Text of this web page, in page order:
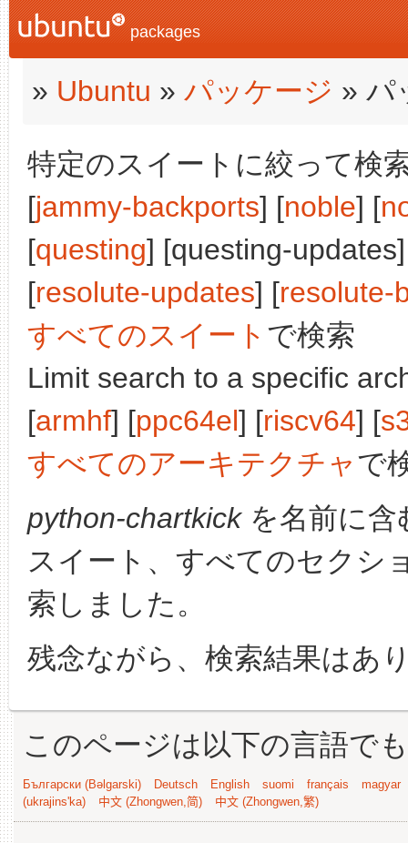
packages
» Ubuntu » パッケージ » パ
特定のスイートに絞って検
[jammy-backports] [noble] [
[questing] [questing-
[resolute-updates] [resolute-
すべてのスイート で検索
Limit search to a specific
[armhf] [ppc64el] [riscv64] [
すべてのアーキテクチャで
python-chartkickを名前に含
スイート、すべてのセクシ
索しました。
残念ながら、検索結果はあ
このページは以下の言語で
Български (Bəlgarski) Deutsch English suomi français
magyar
(ukrajins'ka)
中文 (Zhongwen,简) 中文 (Zhongwen,繁)